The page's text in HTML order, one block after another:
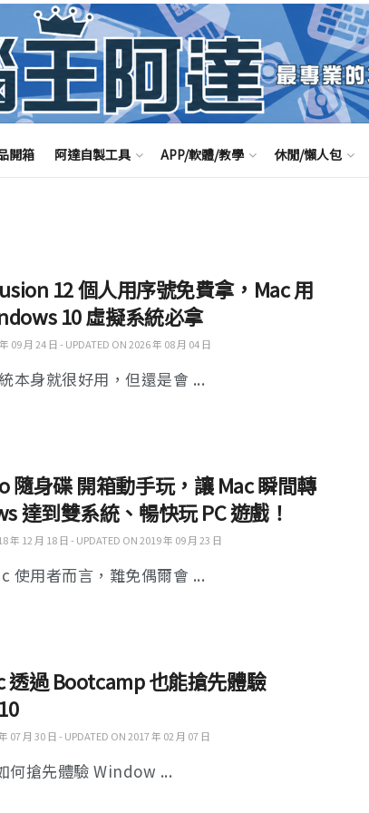
開箱 阿達自製工具 APP/軟體/教學 休閒/懶人包
12 個人用序號免費拿，Mac 用
10 虛擬系統必拿
09 月 24 日 - UPDATED ON 2026 年 08 月 04 日
本身就很好用，但還是會 ...
隨身碟 開箱動手玩，讓 Mac 瞬間轉
達到雙系統、暢快玩 PC 遊戲！
年 12 月 18 日 - UPDATED ON 2019 年 09 月 23 日
使用者而言，難免偶爾會 ...
透過 Bootcamp 也能搶先體驗
07 月 30 日 - UPDATED ON 2017 年 02 月 07 日
何搶先體驗 Window ...